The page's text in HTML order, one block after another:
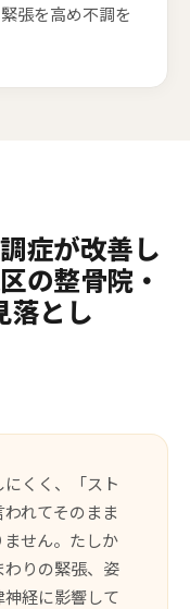
張を高め不調を
症が改善し
の整骨院・
落とし
くく、「スト
れてそのまま
せん。たしか
りの緊張、姿
経に影響して